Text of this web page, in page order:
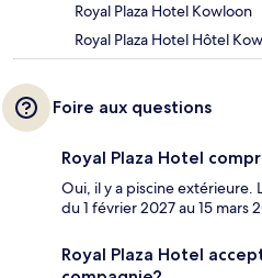
Royal Plaza Hotel Kowloon
Royal Plaza Hotel Hôtel
Foire aux questions
Royal Plaza Hotel
Oui, il y a piscine extérieure.
du 1 février 2027 au 15 mars
Royal Plaza Hotel